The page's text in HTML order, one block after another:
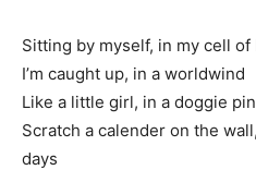
Sitting by myself, in my cell
I’m caught up, in a worldwind
Like a little girl, in a doggie pin
Scratch a calender on the
days